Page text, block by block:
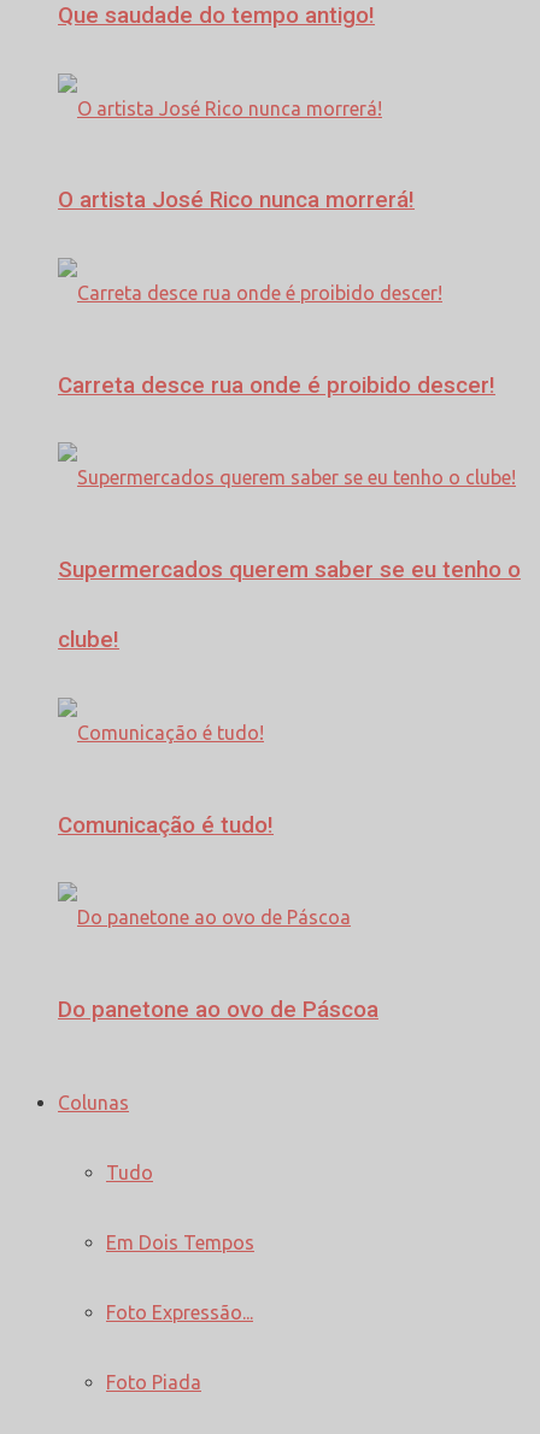
Que saudade do tempo antigo!
O artista José Rico nunca morrerá!
Carreta desce rua onde é proibido descer!
Supermercados querem saber se eu tenho o
clube!
Comunicação é tudo!
Do panetone ao ovo de Páscoa
Colunas
Tudo
Em Dois Tempos
Foto Expressão...
Foto Piada